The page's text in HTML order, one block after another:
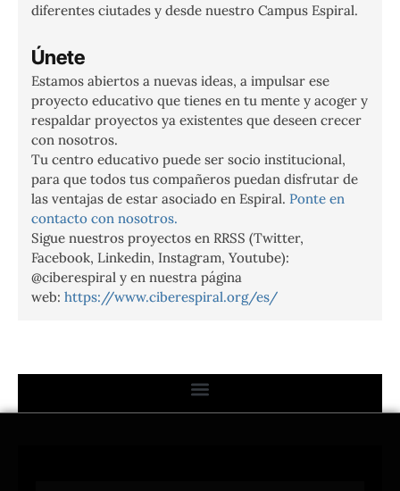
diferentes ciutades y desde nuestro Campus Espiral.
Únete
Estamos abiertos a nuevas ideas, a impulsar ese
proyecto educativo que tienes en tu mente y acoger y
respaldar proyectos ya existentes que deseen crecer
con nosotros.
Tu centro educativo puede ser socio institucional,
para que todos tus compañeros puedan disfrutar de
las ventajas de estar asociado en Espiral. Ponte en
contacto con nosotros.
Sigue nuestros proyectos en RRSS (Twitter,
Facebook, Linkedin, Instagram, Youtube):
@ciberespiral y en nuestra página
web: https://www.ciberespiral.org/es/